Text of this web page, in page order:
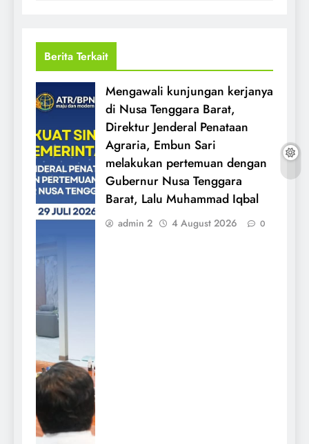
Berita Terkait
Mengawali kunjungan kerjanya
di Nusa Tenggara Barat,
Direktur Jenderal Penataan
Agraria, Embun Sari
melakukan pertemuan dengan
Gubernur Nusa Tenggara
Barat, Lalu Muhammad Iqbal
admin 2 4 August 2026 0